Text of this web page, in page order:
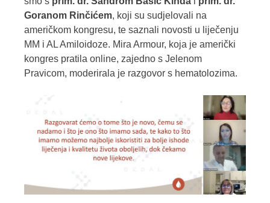
Goranom Rinčićem, koji su sudjelovali na
američkom kongresu, te saznali novosti u liječenju
MM i AL Amiloidoze. Mira Armour, koja je američki
kongres pratila online, zajedno s Jelenom
Pravicom, moderirala je razgovor s hematolozima.